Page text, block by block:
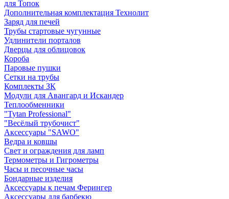
для Топок
Дополнительная комплектация Технолит
Заряд для печей
Трубы стартовые чугунные
Удлинители порталов
Дверцы для облицовок
Короба
Паровые пушки
Сетки на трубы
Комплекты ЗК
Модули для Авангард и Искандер
Теплообменники
"Tytan Professional"
"Весёлый трубочист"
Аксессуары "SAWO"
Ведра и ковшы
Свет и ограждения для ламп
Термометры и Гигрометры
Часы и песочные часы
Бондарные изделия
Аксессуары к печам Ферингер
Аксессуары для барбекю